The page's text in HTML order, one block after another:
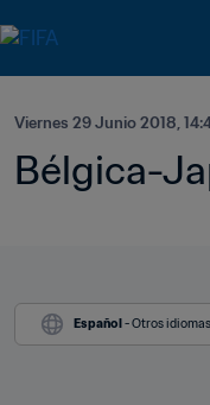
Viernes 29 Junio 2018,
Bélgica-
Español - Otros